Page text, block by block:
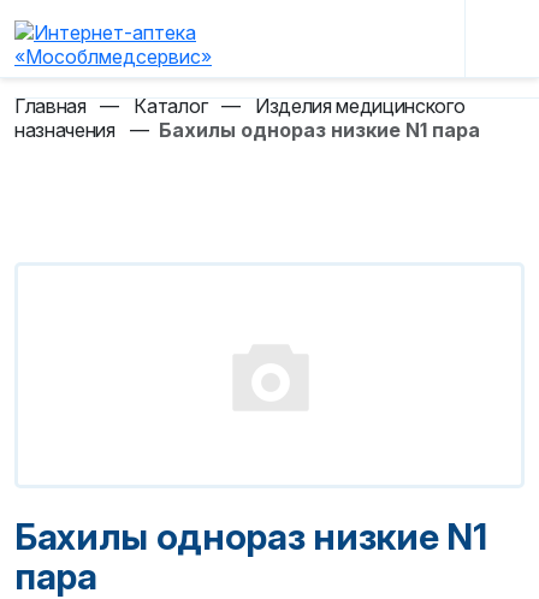
Главная — Каталог — Изделия медицинского
назначения
— Бахилы однораз низкие N1 пара
Бахилы однораз низкие N1
пара